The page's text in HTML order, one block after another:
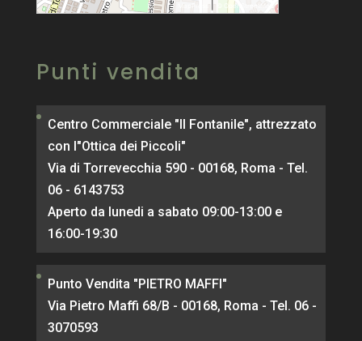
© OpenStreetMap
Punti vendita
Centro Commerciale "Il Fontanile", attrezzato
con l"Ottica dei Piccoli"
Via di Torrevecchia 590 - 00168, Roma - Tel.
06 - 6143753
Aperto da lunedi a sabato 09:00-13:00 e
16:00-19:30
Punto Vendita "PIETRO MAFFI"
Via Pietro Maffi 68/B - 00168, Roma - Tel. 06 -
3070593